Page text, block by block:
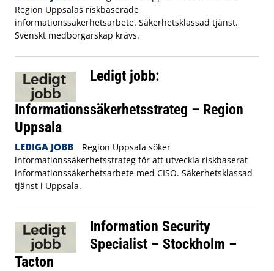
Region Uppsalas riskbaserade
informationssäkerhetsarbete. Säkerhetsklassad tjänst.
Svenskt medborgarskap krävs.
Ledigt jobb:
Informationssäkerhetsstrateg – Region
Uppsala
LEDIGA JOBB
Region Uppsala söker
informationssäkerhetsstrateg för att utveckla riskbaserat
informationssäkerhetsarbete med CISO. Säkerhetsklassad
tjänst i Uppsala.
Information Security
Specialist – Stockholm –
Tacton